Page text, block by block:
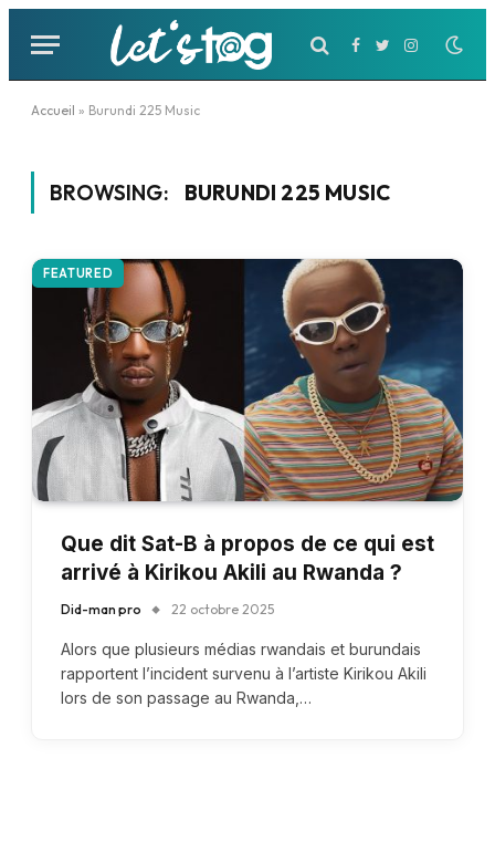
Facebook
TwitterInstagram
Accueil » Burundi 225 Music
BROWSING: BURUNDI 225 MUSIC
FEATURED
Que dit Sat-B à propos de ce qui est
arrivé à Kirikou Akili au Rwanda ?
Did-man pro 22 octobre 2025
Alors que plusieurs médias rwandais et burundais
rapportent l’incident survenu à l’artiste Kirikou Akili
lors de son passage au Rwanda,…